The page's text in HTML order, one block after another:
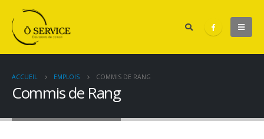
ACCUEIL EMPLOIS COMMIS DE RANG
Commis de Rang